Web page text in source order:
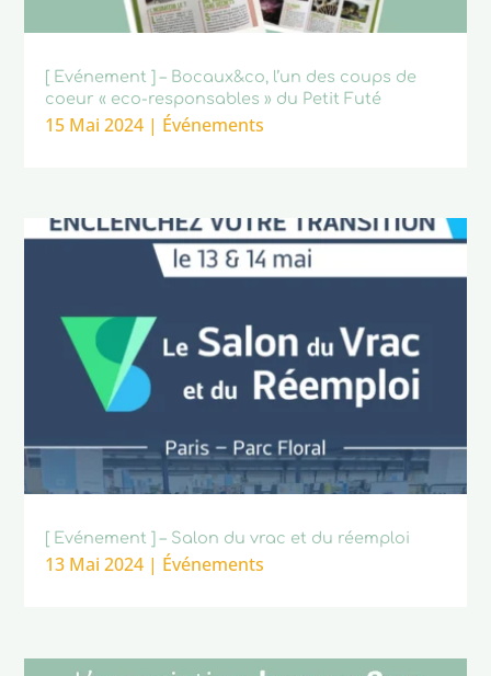
[ Evénement ] – Bocaux&co, l’un des coups de
coeur « eco-responsables » du Petit Futé
15 Mai 2024 | Événements
[ Evénement ] – Salon du vrac et du réemploi
13 Mai 2024 | Événements